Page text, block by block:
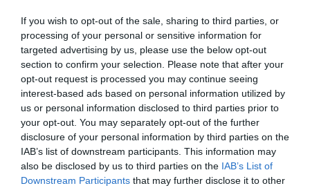
If you wish to opt-out of the sale, sharing to third parties, or
processing of your personal or sensitive information for
targeted advertising by us, please use the below opt-out
section to confirm your selection. Please note that after your
opt-out request is processed you may continue seeing
interest-based ads based on personal information utilized by
us or personal information disclosed to third parties prior to
your opt-out. You may separately opt-out of the further
disclosure of your personal information by third parties on the
IAB’s list of downstream participants. This information may
also be disclosed by us to third parties on the IAB’s List of
Downstream Participants that may further disclose it to other
Στο μεταξύ, τα θύματα αστυνομικής
κακομεταχείρισης ή/και οι οικογένειές τους
καταγγέλλουν παρατεταμένες ποινικές
διαδικασίες και αναποτελεσματικές ποινικές
και πειθαρχικές έρευνες για τις υποθέσεις
τους.